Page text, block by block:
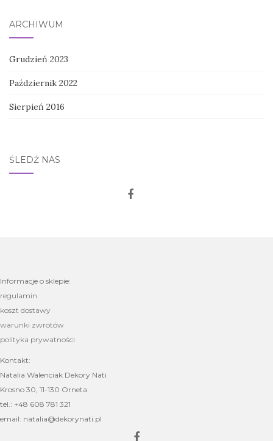
ARCHIWUM
Grudzień 2023
Październik 2022
Sierpień 2016
ŚLEDŹ NAS
Informacje o sklepie:
regulamin
koszt dostawy
warunki zwrotów
polityka prywatności
Kontakt:
Natalia Walenciak Dekory Nati
Krosno 30, 11-130 Orneta
tel.: +48 608 781 321
email: natalia@dekorynati.pl